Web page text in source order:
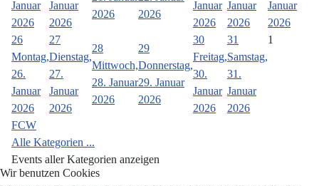
Januar
2026
Januar
2026
2026
2026
Januar
2026
Januar
2026
Januar
2026
26
Montag,
26.
Januar
2026
27
Dienstag,
27.
Januar
2026
28
Mittwoch,
28. Januar
2026
29
Donnerstag,
29. Januar
2026
30
Freitag,
30.
Januar
2026
31
Samstag,
31.
Januar
2026
1
FCW
Alle Kategorien ...
Events aller Kategorien anzeigen
Wir benutzen Cookies